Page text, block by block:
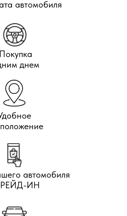
автомобиля
Покупка
днем
автомобиля
ИН